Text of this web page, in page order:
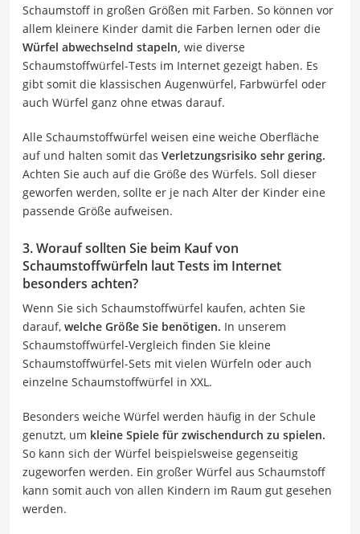
Schaumstoff in großen Größen mit Farben. So können vor
allem kleinere Kinder damit die Farben lernen oder die
Würfel abwechselnd stapeln, wie diverse
Schaumstoffwürfel-Tests im Internet gezeigt haben. Es
gibt somit die klassischen Augenwürfel, Farbwürfel oder
auch Würfel ganz ohne etwas darauf.
Alle Schaumstoffwürfel weisen eine weiche Oberfläche
auf und halten somit das Verletzungsrisiko sehr gering.
Achten Sie auch auf die Größe des Würfels. Soll dieser
geworfen werden, sollte er je nach Alter der Kinder eine
passende Größe aufweisen.
3. Worauf sollten Sie beim Kauf von
Schaumstoffwürfeln laut Tests im Internet
besonders achten?
Wenn Sie sich Schaumstoffwürfel kaufen, achten Sie
darauf, welche Größe Sie benötigen. In unserem
Schaumstoffwürfel-Vergleich finden Sie kleine
Schaumstoffwürfel-Sets mit vielen Würfeln oder auch
einzelne Schaumstoffwürfel in XXL.
Besonders weiche Würfel werden häufig in der Schule
genutzt, um kleine Spiele für zwischendurch zu spielen.
So kann sich der Würfel beispielsweise gegenseitig
zugeworfen werden. Ein großer Würfel aus Schaumstoff
kann somit auch von allen Kindern im Raum gut gesehen
werden.